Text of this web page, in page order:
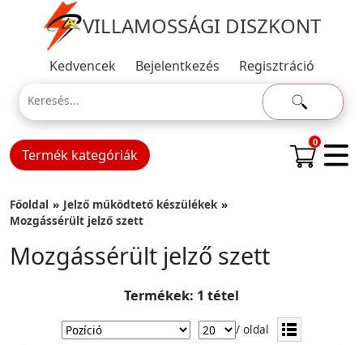
VILLAMOSSÁGI DISZKONT
Kedvencek Bejelentkezés Regisztráció
Termék kategóriák
0
Főoldal
Jelző működtető készülékek
Mozgássérült jelző szett
Mozgássérült jelző szett
Termékek: 1 tétel
/ oldal